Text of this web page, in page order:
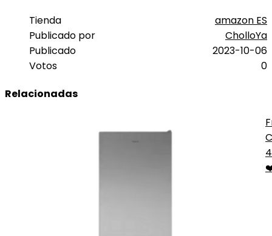
Tienda
amazon ES
Publicado por
CholloYa
Publicado
2023-10-06
Votos
0
Relacionadas